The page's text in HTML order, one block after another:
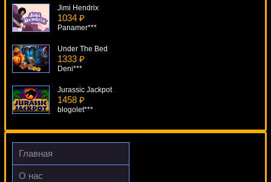
Jimi Hendrix
1034 ₽
Panamer***
Under The Bed
1333 ₽
Deni***
Jurassic Jackpot
1458 ₽
blogolet***
Clockwork Oranges
737 ₽
Главная
О нас